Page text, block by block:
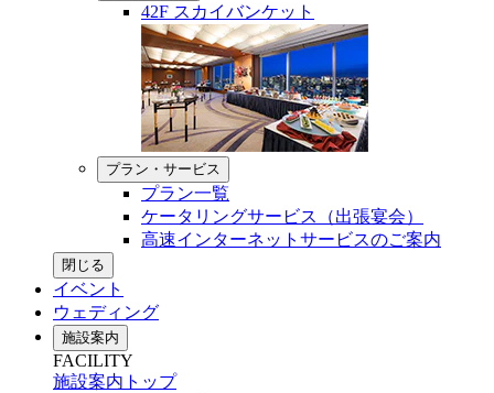
42F スカイバンケット
プラン・サービス
プラン一覧
ケータリングサービス（出張宴会）
高速インターネットサービスのご案内
閉じる
イベント
ウェディング
施設案内
FACILITY
施設案内トップ